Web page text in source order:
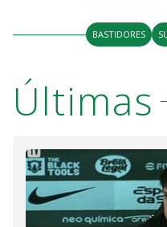
BASTIDORES
Últimas